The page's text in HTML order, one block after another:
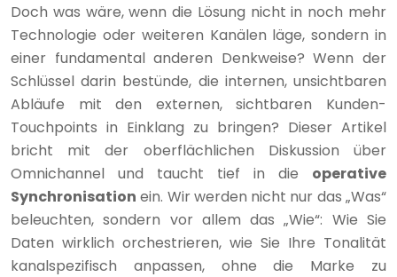
Doch was wäre, wenn die Lösung nicht in noch mehr
Technologie oder weiteren Kanälen läge, sondern in
einer fundamental anderen Denkweise? Wenn der
Schlüssel darin bestünde, die internen, unsichtbaren
Abläufe mit den externen, sichtbaren Kunden-
Touchpoints in Einklang zu bringen? Dieser Artikel
bricht mit der oberflächlichen Diskussion über
Omnichannel und taucht tief in die operative
Synchronisation ein. Wir werden nicht nur das „Was“
beleuchten, sondern vor allem das „Wie“: Wie Sie
Daten wirklich orchestrieren, wie Sie Ihre Tonalität
kanalspezifisch anpassen, ohne die Marke zu